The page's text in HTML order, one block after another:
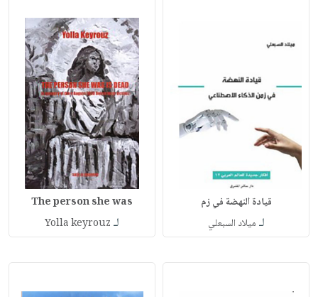
قيادة النهضة في زم
لـ ميلاد السبعلي
The person she was
لـ Yolla keyrouz